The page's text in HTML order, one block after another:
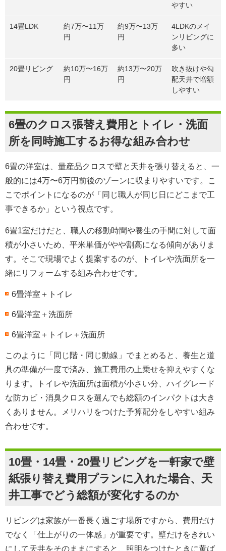
やすい
14畳LDK
約7万〜11万
円
約9万〜13万
円
4LDKのメイ
ンリビングに
多い
20畳リビング
約10万〜16万
円
約13万〜20万
円
吹き抜けや勾
配天井で増額
しやすい
6畳のクロス張替え費用とトイレ・洗面
所を同時施工するお得な組み合わせ
6畳の洋室は、量産品クロスで壁と天井を張り替えると、一
般的には4万〜6万円前後のゾーンに収まりやすいです。こ
こでポイントになるのが「同じ職人が同じ日にどこまで工
事できるか」という視点です。
6畳1室だけだと、職人の移動時間や養生の手間に対して面
積が小さいため、平米単価がやや割高になる傾向がありま
す。そこで現場でよく提案するのが、トイレや洗面所を一
緒にリフォームする組み合わせです。
6畳洋室＋トイレ
6畳洋室＋洗面所
6畳洋室＋トイレ＋洗面所
このように「同じ階・同じ動線」でまとめると、養生と道
具の準備が一度で済み、施工費用の上乗せを抑えやすくな
ります。トイレや洗面所は面積が小さい分、ハイグレード
な防カビ・消臭クロスを選んでも総額のインパクトは大き
くありません。メリハリをつけた予算配分をしやすい組み
合わせです。
10畳・14畳・20畳リビングを一軒家で壁
紙張り替え費用プランに入れた場合、天
井工事でどう総額が変化するのか
リビングは家族が一番長く過ごす場所ですから、費用だけ
でなく「仕上がりの一体感」が重要です。壁だけをきれい
にして天井をそのままにすると、照明をつけたときに黄ば